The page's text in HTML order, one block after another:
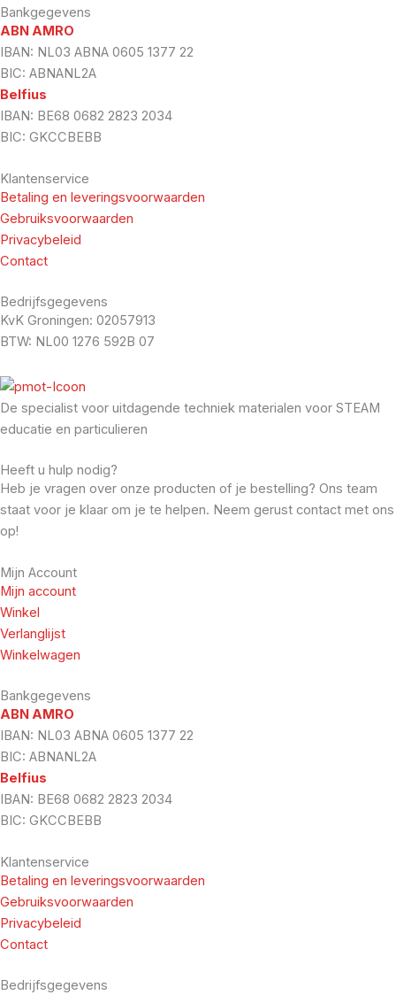
Bankgegevens
ABN AMRO
IBAN: NL03 ABNA 0605 1377 22
BIC: ABNANL2A
Belfius
IBAN: BE68 0682 2823 2034
BIC: GKCCBEBB
Klantenservice
Betaling en leveringsvoorwaarden
Gebruiksvoorwaarden
Privacybeleid
Contact
Bedrijfsgegevens
KvK Groningen: 02057913
BTW: NL00 1276 592B 07
De specialist voor uitdagende techniek materialen voor STEAM
educatie en particulieren
Heeft u hulp nodig?
Heb je vragen over onze producten of je bestelling? Ons team
staat voor je klaar om je te helpen. Neem gerust contact met ons
op!
Mijn Account
Mijn account
Winkel
Verlanglijst
Winkelwagen
Bankgegevens
ABN AMRO
IBAN: NL03 ABNA 0605 1377 22
BIC: ABNANL2A
Belfius
IBAN: BE68 0682 2823 2034
BIC: GKCCBEBB
Klantenservice
Betaling en leveringsvoorwaarden
Gebruiksvoorwaarden
Privacybeleid
Contact
Bedrijfsgegevens